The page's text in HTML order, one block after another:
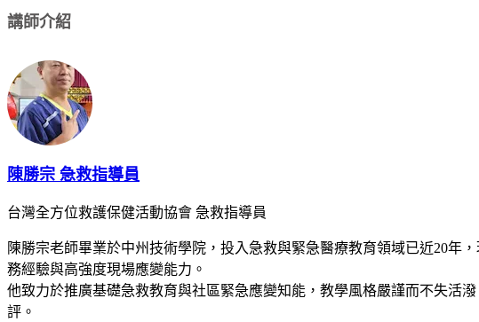
講師介紹
陳勝宗 急救指導員
台灣全方位救護保健活動協會 急救指導員
陳勝宗老師畢業於中州技術學院，投入急救與緊急醫療教育領域已近20年
務經驗與高強度現場應變能力。
他致力於推廣基礎急救教育與社區緊急應變知能，教學風格嚴謹而不失活
評。